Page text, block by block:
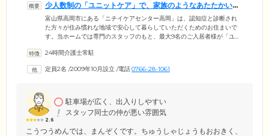
少人数制の「ユニットケア」で、家族のようなあたたかい生
活をご提供します
富山県高岡市にある「ニチイケアセンター高岡」は、認知症と診断され
た方々が住み慣れな地域で安心して暮らしていただくためのお住まいで
す。当ホームでは専門のスタッフのもと、最大9名のご入居者様が「ユニ
実施。少人数制のためスタッフの目が行き届きやすく、お一人おひとり
にはできる範囲で、家事や園芸などから得意とするお仕事をお手伝いい
24時間介護士常駐
定員2名 /2009年10月設立 /電話0766-28-1061
2.6
駐車場が広く、出入りしやすい
スタッフ同士の仲が悪い雰囲気
こうつうめんでは、まんぞくです。ちゅうしゃじょうもおおきく、